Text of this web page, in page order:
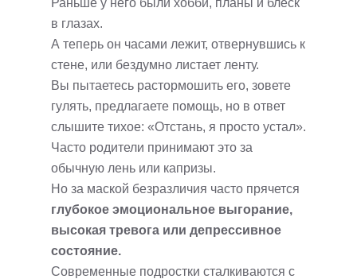
Раньше у него были хобби, планы и блеск
в глазах.
А теперь он часами лежит, отвернувшись к
стене, или бездумно листает ленту.
Вы пытаетесь растормошить его, зовете
гулять, предлагаете помощь, но в ответ
слышите тихое: «Отстань, я просто устал».
Часто родители принимают это за
обычную лень или капризы.
Но за маской безразличия часто прячется
глубокое эмоциональное выгорание,
высокая тревога или депрессивное
состояние.
Современные подростки сталкиваются с